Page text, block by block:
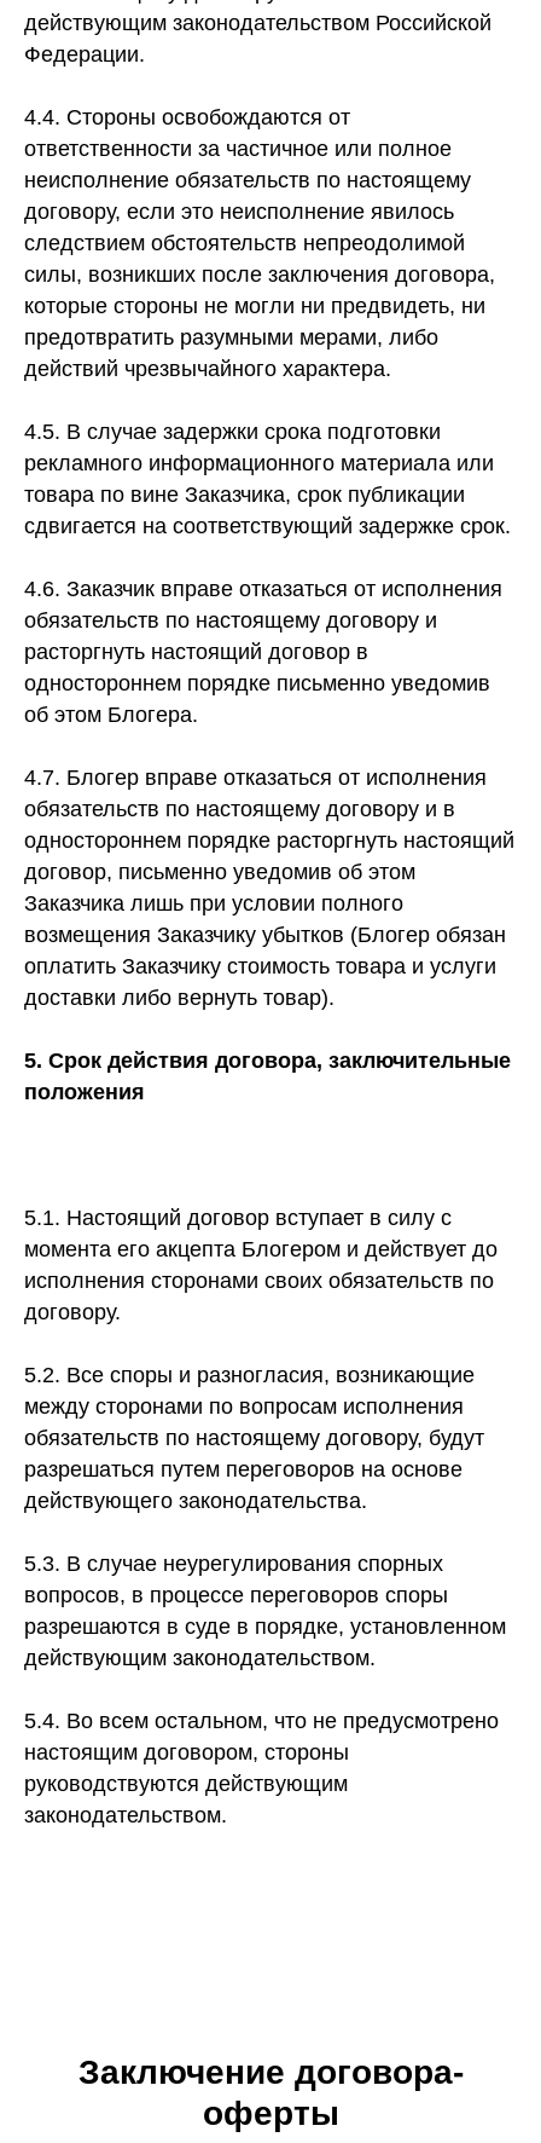
действующим законодательством Российской
Федерации.
4.4. Стороны освобождаются от
ответственности за частичное или полное
неисполнение обязательств по настоящему
договору, если это неисполнение явилось
следствием обстоятельств непреодолимой
силы, возникших после заключения договора,
которые стороны не могли ни предвидеть, ни
предотвратить разумными мерами, либо
действий чрезвычайного характера.
4.5. В случае задержки срока подготовки
рекламного информационного материала или
товара по вине Заказчика, срок публикации
сдвигается на соответствующий задержке срок.
4.6. Заказчик вправе отказаться от исполнения
обязательств по настоящему договору и
расторгнуть настоящий договор в
одностороннем порядке письменно уведомив
об этом Блогера.
4.7. Блогер вправе отказаться от исполнения
обязательств по настоящему договору и в
одностороннем порядке расторгнуть настоящий
договор, письменно уведомив об этом
Заказчика лишь при условии полного
возмещения Заказчику убытков (Блогер обязан
оплатить Заказчику стоимость товара и услуги
доставки либо вернуть товар).
5. Срок действия договора, заключительные
положения
5.1. Настоящий договор вступает в силу с
момента его акцепта Блогером и действует до
исполнения сторонами своих обязательств по
договору.
5.2. Все споры и разногласия, возникающие
между сторонами по вопросам исполнения
обязательств по настоящему договору, будут
разрешаться путем переговоров на основе
действующего законодательства.
5.3. В случае неурегулирования спорных
вопросов, в процессе переговоров споры
разрешаются в суде в порядке, установленном
действующим законодательством.
5.4. Во всем остальном, что не предусмотрено
настоящим договором, стороны
руководствуются действующим
законодательством.
Заключение договора-
оферты